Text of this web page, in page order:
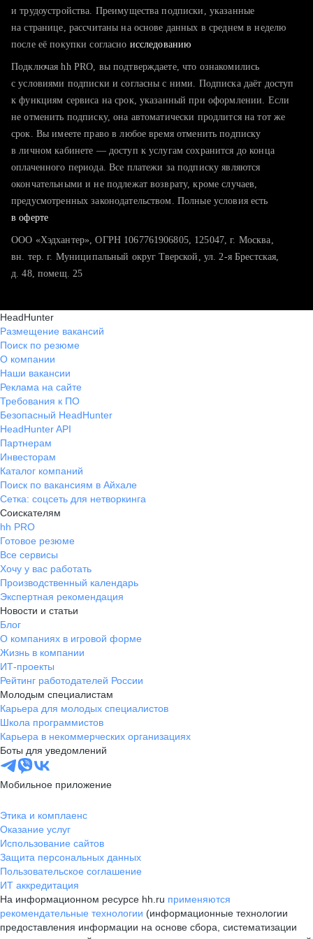
тратите много времени на поиск и вручную поднимаете
хотите сравнить себя с конкурентами и оценить шансы
и трудоустройства. Преимущества подписки, указанные
на странице, рассчитаны на основе данных в среднем в неделю
после её покупки согласно исследованию
Подключая hh PRO, вы подтверждаете, что ознакомились
с условиями подписки и согласны с ними. Подписка даёт доступ
к функциям сервиса на срок, указанный при оформлении. Если
не отменить подписку, она автоматически продлится на тот же
срок. Вы имеете право в любое время отменить подписку
в личном кабинете — доступ к услугам сохранится до конца
оплаченного периода. Все платежи за подписку являются
окончательными и не подлежат возврату, кроме случаев,
предусмотренных законодательством. Полные условия есть
в оферте
ООО «Хэдхантер», ОГРН 1067761906805, 125047, г. Москва,
вн. тер. г. Муниципальный округ Тверской, ул. 2-я Брестская,
д. 48, помещ. 25
HeadHunter
Размещение вакансий
Поиск по резюме
О компании
Наши вакансии
Реклама на сайте
Требования к ПО
Безопасный HeadHunter
HeadHunter API
Партнерам
Инвесторам
Каталог компаний
Поиск по вакансиям в Айхале
Сетка: соцсеть для нетворкинга
Соискателям
hh PRO
Готовое резюме
Все сервисы
Хочу у вас работать
Производственный календарь
Экспертная рекомендация
Новости и статьи
Блог
О компаниях в игровой форме
Жизнь в компании
ИТ-проекты
Рейтинг работодателей России
Молодым специалистам
Карьера для молодых специалистов
Школа программистов
Карьера в некоммерческих организациях
Боты для уведомлений
Мобильное приложение
Этика и комплаенс
Оказание услуг
Использование сайтов
Защита персональных данных
Пользовательское соглашение
ИТ аккредитация
На информационном ресурсе hh.ru применяются
рекомендательные технологии (информационные технологии
предоставления информации на основе сбора, систематизации